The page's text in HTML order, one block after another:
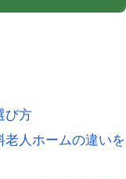
び方
人ホームの違いを